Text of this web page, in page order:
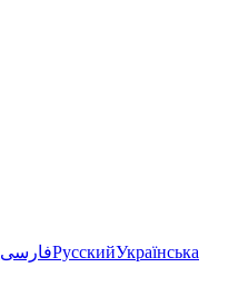
فارسیРусскийУкраїнська